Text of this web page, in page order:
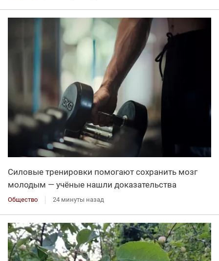
Силовые тренировки помогают сохранить мозг
молодым — учёные нашли доказательства
Общество 24 минуты назад